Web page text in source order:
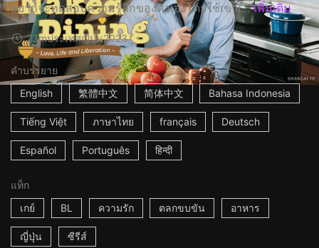
อยากจะทดสอบความรู้สึกของตัวเองโดยใช้เขาเ... เพิ่มเติม
23mประเทศญี่ปุ่น2023
คำบรรยาย
English
繁體中文 简体中文 Bahasa Indonesia
Tiếng Việt ภาษาไทย français Deutsch
Español Português हिन्दी
แท็ก
เกย์
BL ความรัก ตลกขบขัน อาหาร
ญี่ปุ่น ซีรีส์